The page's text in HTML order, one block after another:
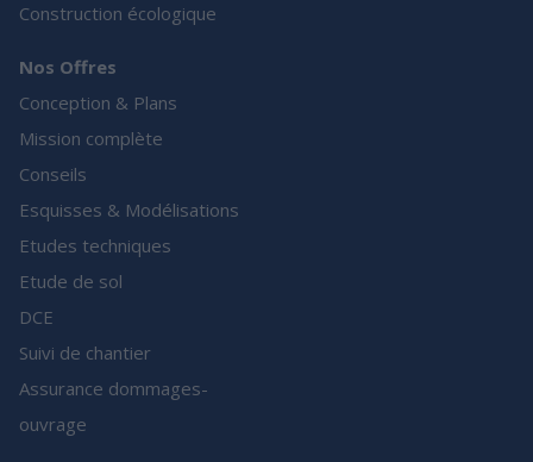
Construction écologique
Nos Offres
Conception & Plans
Mission complète
Conseils
Esquisses & Modélisations
Etudes techniques
Etude de sol
DCE
Suivi de chantier
Assurance dommages-
ouvrage